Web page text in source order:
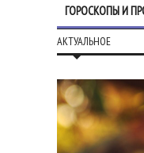
ГОРОСКОПЫ И
АКТУАЛЬНОЕ